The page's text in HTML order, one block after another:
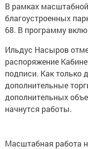
В рамках
благоустроенных
68. В программу
Ильдус Насыров
распоряжение
подписи. Как только
дополнительные
дополнительных
начнутся работы.
Масштабная работа